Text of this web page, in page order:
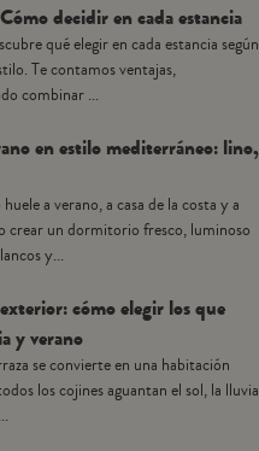
decidir en cada estancia
qué elegir en cada estancia según
Te contamos ventajas,
combinar ...
en estilo mediterráneo: lino,
a verano, a casa de la costa y a
crear un dormitorio fresco, luminoso
y...
cómo elegir los que
y verano
se convierte en una habitación
los cojines aguantan el sol, la lluvia